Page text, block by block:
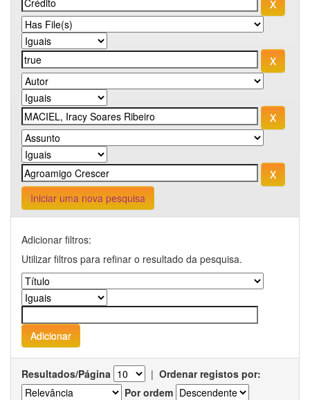
Iniciar uma nova pesquisa
Adicionar filtros:
Utilizar filtros para refinar o resultado da pesquisa.
Resultados/Página | Ordenar registos por:
Por ordem